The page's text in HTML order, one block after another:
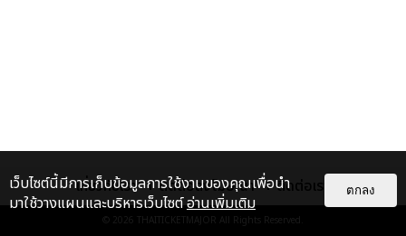
เกี่ยวกับเรา ติดต่อลงโฆษณา ติดต่อเรา
© 2026 THAITICKETMAJOR All Rights Reserved.
เว็บไซต์นี้มีการเก็บข้อมูลการใช้งานของคุณเพื่อนำ
มาใช้วางแผนและบริหารเว็บไซต์อ่านเพิ่มเติม
ตกลง